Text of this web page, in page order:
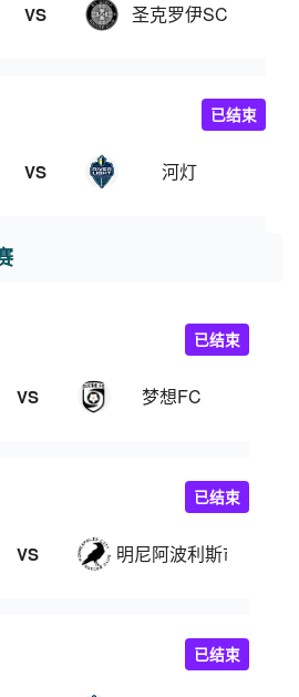
VS 圣克罗伊SC
VS 河灯
已结束
VS 梦想FC
已结束
VS 明尼阿波利斯市SC
已结束
已结束